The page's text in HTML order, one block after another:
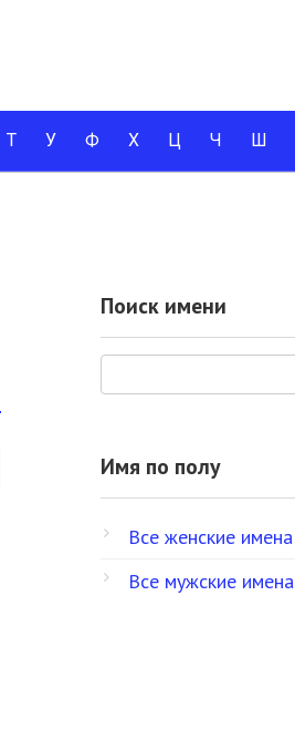
Т У Ф Х Ц Ч Ш
Поиск имени
Имя по полу
Все женские имена
Все мужские имена